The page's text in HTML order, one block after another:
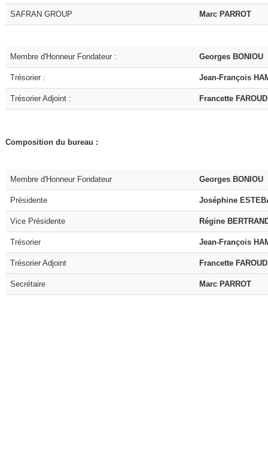
SAFRAN GROUP Marc PARROT
Membre d'Honneur Fondateur : Georges BONIOU
Trésorier : Jean-François
Trésorier Adjoint : Francette FAROUD
Composition du bureau :
Membre d'Honneur Fondateur Georges BONIOU
Présidente Joséphine
Vice Présidente Régine
Trésorier Jean-François
Trésorier Adjoint Francette FAROUD
Secrétaire Marc PARROT